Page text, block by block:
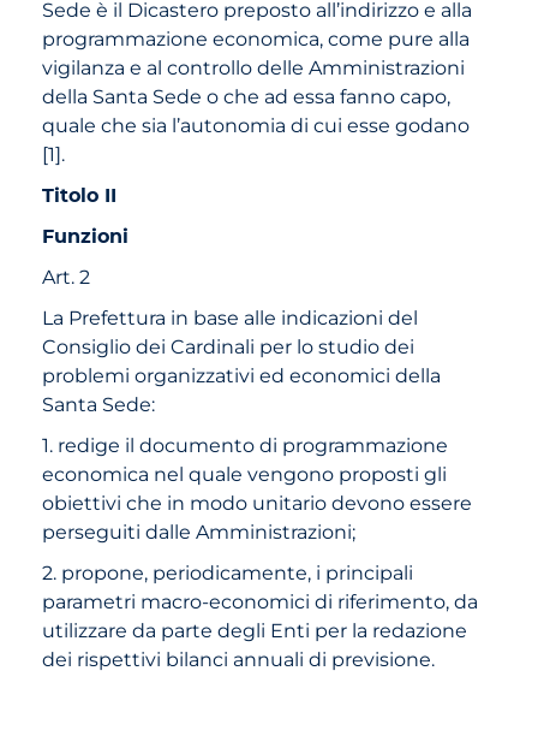
Sede è il Dicastero preposto all’indirizzo e alla
programmazione economica, come pure alla
vigilanza e al controllo delle Amministrazioni
della Santa Sede o che ad essa fanno capo,
quale che sia l’autonomia di cui esse godano
[1].
Titolo II
Funzioni
Art. 2
La Prefettura in base alle indicazioni del
Consiglio dei Cardinali per lo studio dei
problemi organizzativi ed economici della
Santa Sede:
1. redige il documento di programmazione
economica nel quale vengono proposti gli
obiettivi che in modo unitario devono essere
perseguiti dalle Amministrazioni;
2. propone, periodicamente, i principali
parametri macro-economici di riferimento, da
utilizzare da parte degli Enti per la redazione
dei rispettivi bilanci annuali di previsione.